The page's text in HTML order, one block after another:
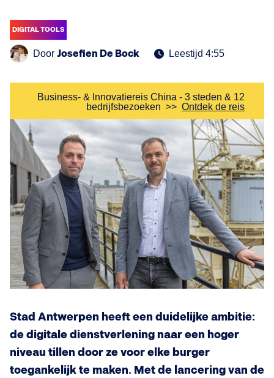
DIGITAL TOOLS
Door Josefien De Bock Leestijd 4:55
Business- & Innovatiereis China - 3 steden & 12
bedrijfsbezoeken >> Ontdek de reis
Stad Antwerpen heeft een duidelijke ambitie:
de digitale dienstverlening naar een hoger
niveau tillen door ze voor elke burger
toegankelijk te maken. Met de lancering van de